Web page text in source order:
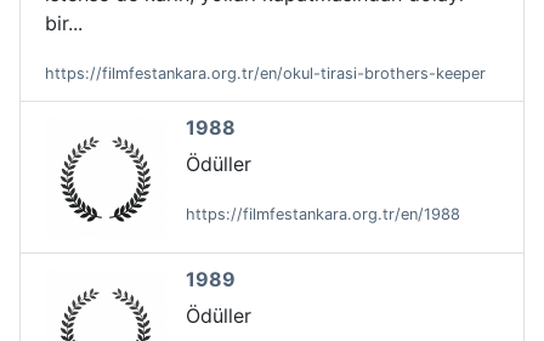
bir...
https://filmfestankara.org.tr/en/okul-tirasi-brothers-keeper
1988
Ödüller
https://filmfestankara.org.tr/en/1988
1989
Ödüller